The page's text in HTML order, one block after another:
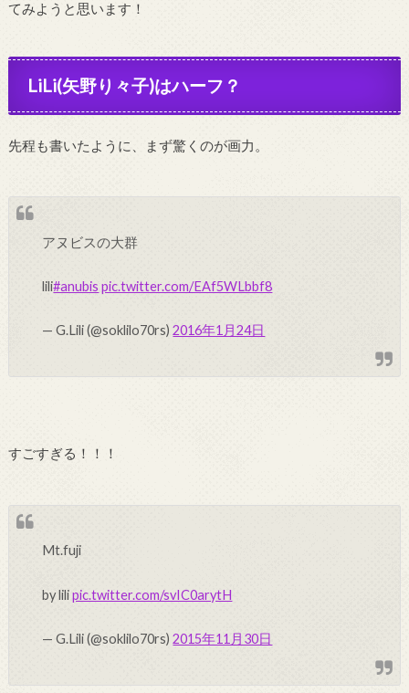
てみようと思います！
LiLi(矢野り々子)はハーフ？
先程も書いたように、まず驚くのが画力。
アヌビスの大群
lili#anubis pic.twitter.com/EAf5WLbbf8
— G.Lili (@soklilo70rs)2016年1月24日
すごすぎる！！！
Mt.fuji
by lilipic.twitter.com/svIC0arytH
— G.Lili (@soklilo70rs)2015年11月30日